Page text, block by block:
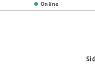
Online